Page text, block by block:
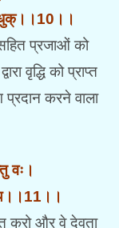
प्रजाओं को
वृद्धि को प्राप्त
करने वाला
वः।
करो और वे देवता